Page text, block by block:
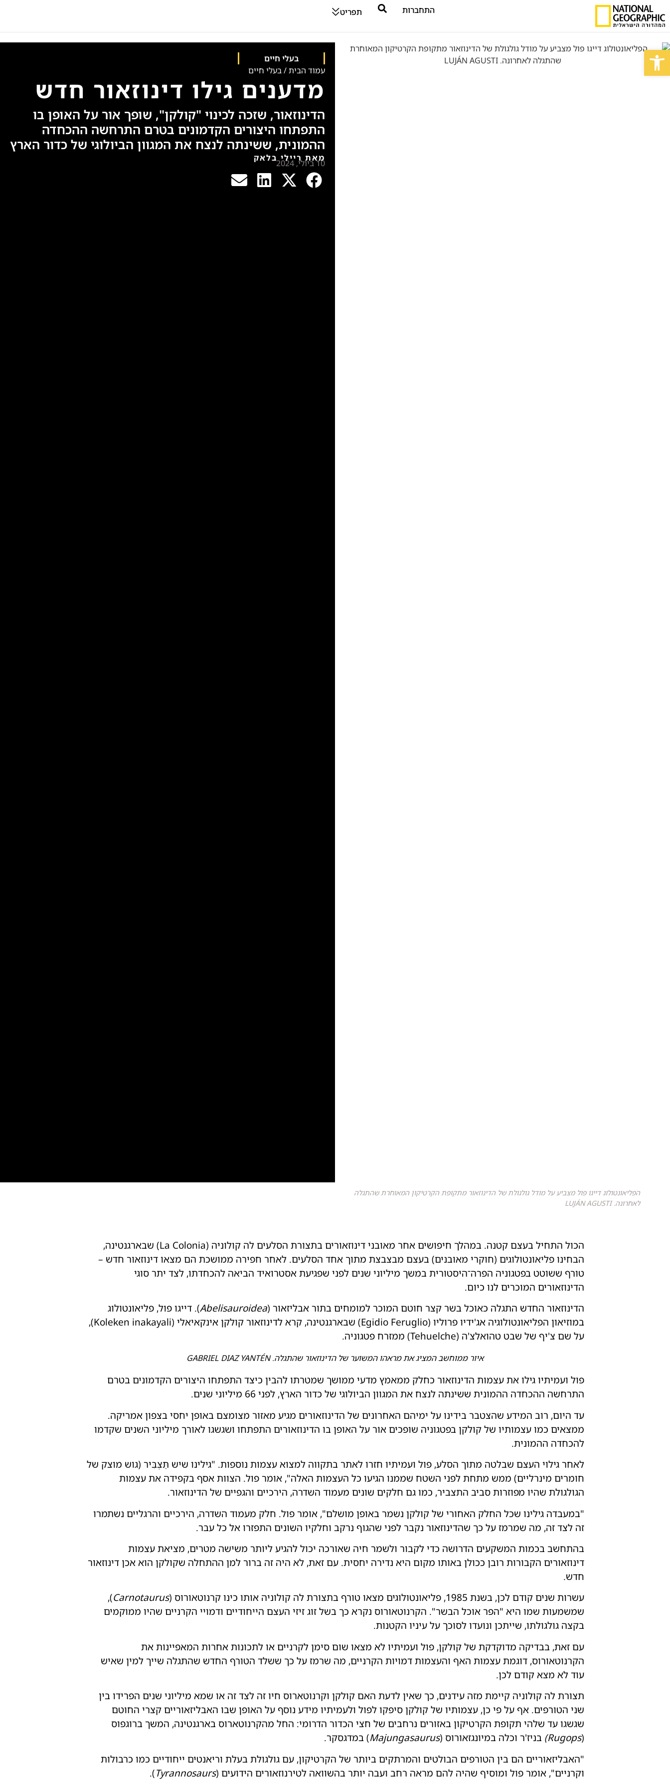
פתח סרגל נגישות
התחברות תפריט
בעלי חיים
עמוד הבית/בעלי חיים
מדענים גילו דינוזאור חדש
הדינוזאור, שזכה לכינוי "קולקן", שופך אור על האופן בו
התפתחו היצורים הקדמונים בטרם התרחשה ההכחדה
ההמונית, ששינתה לנצח את המגוון הביולוגי של כדור הארץ
מאת ריילי בלאק
10 ביולי, 2024
הפליאונטולוג דייגו פול מצביע על מודל גולגולת של הדינוזאור מתקופת הקרטיקון המאוחרת שהתגלה
לאחרונה. LUJÁN AGUSTI
הכול התחיל בעצם קטנה. במהלך חיפושים אחר מאובני דינוזאורים בתצורת הסלעים לה קולוניה (La Colonia) שבארגנטינה,
הבחינו פליאונטולוגים (חוקרי מאובנים) בעצם מבצבצת מתוך אחד הסלעים. לאחר חפירה ממושכת הם מצאו דינוזאור חדש –
טורף ששוטט בפטגוניה הפרה־היסטורית במשך מיליוני שנים לפני שפגיעת אסטרואיד הביאה להכחדתו, לצד יתר סוגי
הדינוזאורים המוכרים לנו כיום.
הדינוזאור החדש התגלה כאוכל בשר קצר חוטם המוכר למומחים בתור אבליזאור (Abelisauroidea). דייגו פול, פליאונטולוג
במוזיאון הפליאונטולוגיה אג'ידיו פרוליו (Egidio Feruglio) שבארגנטינה, קרא לדינוזאור קולקן אינקאיאלי (Koleken inakayali),
על שם צ'יף של שבט טהואלצ'ה (Tehuelche) ממזרח פטגוניה.
איור ממוחשב המציג את מראהו המשוער של הדינוזאור שהתגלה. GABRIEL DIAZ YANTÉN
פול ועמיתיו גילו את עצמות הדינוזאור כחלק ממאמץ מדעי ממושך שמטרתו להבין כיצד התפתחו היצורים הקדמונים בטרם
התרחשה ההכחדה ההמונית ששינתה לנצח את המגוון הביולוגי של כדור הארץ, לפני 66 מיליוני שנים.
עד היום, רוב המידע שהצטבר בידינו על ימיהם האחרונים של הדינוזאורים מגיע מאזור מצומצם באופן יחסי בצפון אמריקה.
ממצאים כמו עצמותיו של קולקן בפטגוניה שופכים אור על האופן בו הדינוזאורים התפתחו ושגשגו לאורך מיליוני השנים שקדמו
להכחדה ההמונית.
לאחר גילוי העצם שבלטה מתוך הסלע, פול ועמיתיו חזרו לאתר בתקווה למצוא עצמות נוספות. "גילינו שיש תַּצְבִּיר (גוש מוצק של
חומרים מינרליים) ממש מתחת לפני השטח שממנו הגיעו כל העצמות האלה", אומר פול. הצוות אסף בקפידה את עצמות
הגולגולת שהיו מפוזרות סביב התצביר, כמו גם חלקים שונים מעמוד השדרה, הירכיים והגפיים של הדינוזאור.
"במעבדה גילינו שכל החלק האחורי של קולקן נשמר באופן מושלם", אומר פול. חלק מעמוד השדרה, הירכיים והרגליים נשתמרו
זה לצד זה, מה שמרמז על כך שהדינוזאור נקבר לפני שהגוף נרקב וחלקיו השונים התפזרו אל כל עבר.
בהתחשב בכמות המשקעים הדרושה כדי לקבור ולשמר חיה שאורכה יכול להגיע ליותר משישה מטרים, מציאת עצמות
דינוזאורים הקבורות רובן ככולן באותו מקום היא נדירה יחסית. עם זאת, לא היה זה ברור למן ההתחלה שקולקן הוא אכן דינוזאור
חדש.
עשרות שנים קודם לכן, בשנת 1985, פליאונטולוגים מצאו טורף בתצורת לה קולוניה אותו כינו קרנוטאורוס (
Carnotaurus
),
שמשמעות שמו היא "הפר אוכל הבשר". הקרנוטאורוס נקרא כך בשל זוג זיזי העצם הייחודיים ודמויי הקרניים שהיו ממוקמים
בקצה גולגולתו, שייתכן ונועדו לסוכך על עיניו הקטנות.
עם זאת, בבדיקה מדוקדקת של קולקן, פול ועמיתיו לא מצאו שום סימן לקרניים או לתכונות אחרות המאפיינות את
הקרנוטאורוס, דוגמת עצמות האף והעצמות דמויות הקרניים, מה שרמז על כך ששלד הטורף החדש שהתגלה שייך למין שאיש
עוד לא מצא קודם לכן.
תצורת לה קולוניה קיימת מזה עידנים, כך שאין לדעת האם קולקן וקרנוטארוס חיו זה לצד זה או שמא מיליוני שנים הפרידו בין
שני הטורפים. אף על פי כן, עצמותיו של קולקן סיפקו לפול ולעמיתיו מידע נוסף על האופן שבו האבליזאוריים קצרי החוטם
שגשגו עד שלהי תקופת הקרטיקון באזורים נרחבים של חצי הכדור הדרומי: החל מהקרנוטארוס בארגנטינה, המשך ברוגפוס
(
Rugops
) בניז'ר ​​וכלה במיונגזאורוס (Majungasaurus) במדגסקר.
"האבליזאוריים הם בין הטורפים הבולטים והמרתקים ביותר של הקרטיקון, עם גולגולת בעלת וריאנטים ייחודיים כמו כרבולות
וקרניים", אומר פול ומוסיף שהיה להם מראה רחב ועבה יותר בהשוואה לטירנוזאורים הידועים (Tyrannosaurs
).